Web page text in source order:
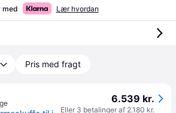
med Lær hvordan
Pris med fragt
6.539 kr.
Eller 3 betalinger af 2.180 kr.